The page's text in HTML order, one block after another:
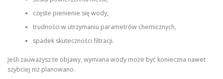
częste pienienie się wody,
trudności w utrzymaniu parametrów chemicznych,
spadek skuteczności filtracji.
Jeśli zauważysz te objawy, wymiana wody może być konieczna nawet
szybciej niż planowano.